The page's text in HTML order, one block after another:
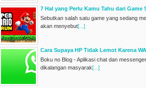
7 Hal yang Perlu Kamu Tahu dari Game
Sebutkan salah satu game yang sedang
akan menyebut[...]
Cara Supaya HP Tidak Lemot Karena
Boku no Blog - Aplikasi chat dan
dikalangan masyarak[...]